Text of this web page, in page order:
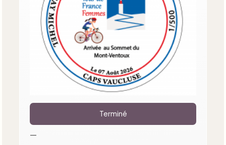
Terminé
—